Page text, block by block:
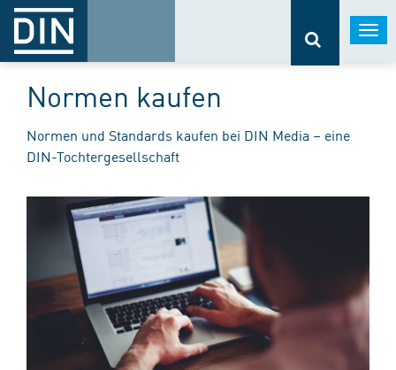
Normen kaufen
Normen und Standards kaufen bei DIN Media – eine
DIN-Tochtergesellschaft